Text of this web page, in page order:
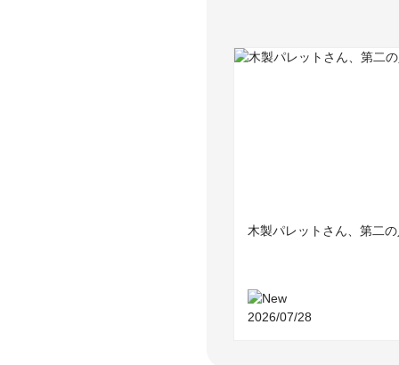
木製パレットさん、第二
2026/07/28